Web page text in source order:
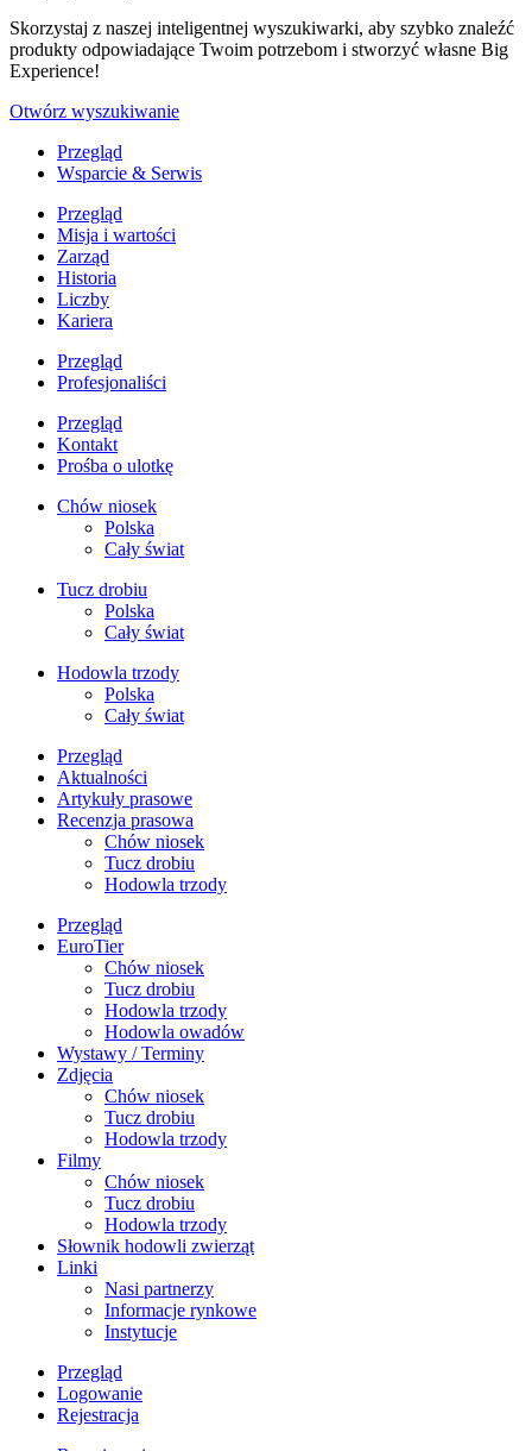
Skorzystaj z naszej inteligentnej wyszukiwarki, aby szybko znaleźć
produkty odpowiadające Twoim potrzebom i stworzyć własne Big
Experience!
Otwórz wyszukiwanie
Przegląd
Wsparcie & Serwis
Przegląd
Misja i wartości
Zarząd
Historia
Liczby
Kariera
Przegląd
Profesjonaliści
Przegląd
Kontakt
Prośba o ulotkę
Chów niosek
Polska
Cały świat
Tucz drobiu
Polska
Cały świat
Hodowla trzody
Polska
Cały świat
Przegląd
Aktualności
Artykuły prasowe
Recenzja prasowa
Chów niosek
Tucz drobiu
Hodowla trzody
Przegląd
EuroTier
Chów niosek
Tucz drobiu
Hodowla trzody
Hodowla owadów
Wystawy / Terminy
Zdjęcia
Chów niosek
Tucz drobiu
Hodowla trzody
Filmy
Chów niosek
Tucz drobiu
Hodowla trzody
Słownik hodowli zwierząt
Linki
Nasi partnerzy
Informacje rynkowe
Instytucje
Przegląd
Logowanie
Rejestracja